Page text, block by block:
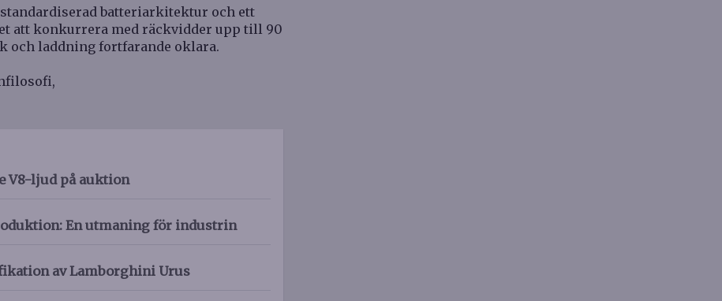
batteriarkitektur och ett
att konkurrera med räckvidder upp till 90
och laddning fortfarande oklara.
V8-ljud på auktion
En utmaning för industrin
av Lamborghini Urus